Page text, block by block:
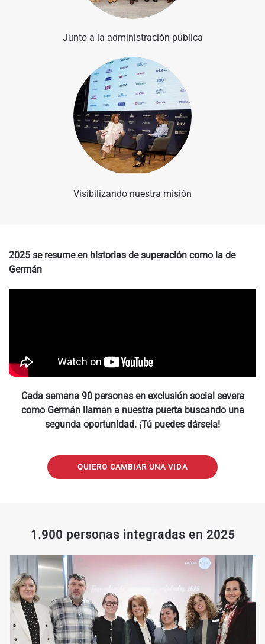
Junto a la administración pública
Visibilizando nuestra misión
2025 se resume en historias de superación como la de
Germán
Cada semana 90 personas en exclusión social severa
como Germán llaman a nuestra puerta buscando una
segunda oportunidad. ¡Tú puedes dársela!
QUIERO CAMBIAR UNA VIDA
1.900 personas integradas en 2025